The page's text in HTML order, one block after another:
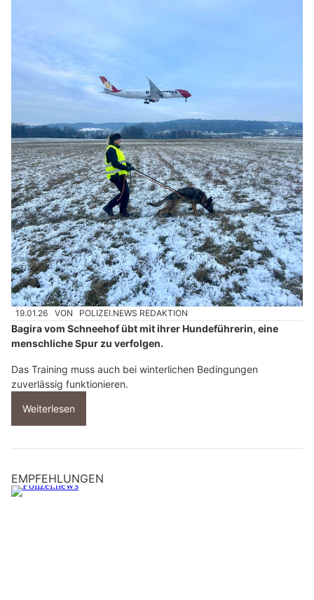
19.01.26 VON POLIZEI.NEWS REDAKTION
Bagira vom Schneehof übt mit ihrer Hundeführerin, eine
menschliche Spur zu verfolgen.
Das Training muss auch bei winterlichen Bedingungen
zuverlässig funktionieren.
Weiterlesen
EMPFEHLUNGEN